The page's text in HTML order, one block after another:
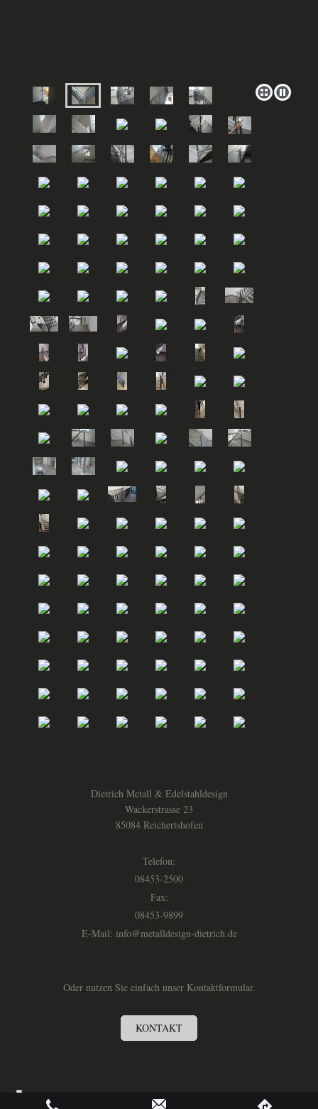
Dietrich Metall & Edelstahldesign
Wackerstrasse 23
85084 Reichertshofen
Telefon:
08453-2500
Fax:
08453-9899
E-Mail: info@metalldesign-dietrich.de
Oder nutzen Sie einfach unser Kontaktformular.
KONTAKT
Druckversion Webansicht